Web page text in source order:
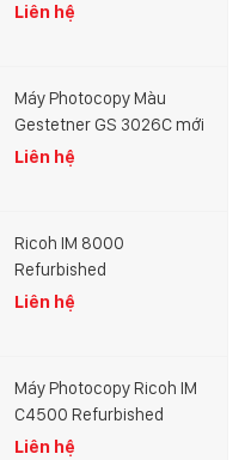
Liên hệ
Máy Photocopy Màu
Gestetner GS 3026C mới
100%
Liên hệ
Ricoh IM 8000
Refurbished
Liên hệ
Máy Photocopy Ricoh IM
C4500 Refurbished
Liên hệ